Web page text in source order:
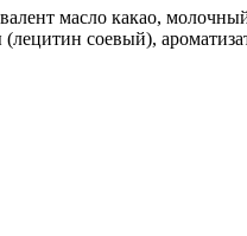
масло какао,
соевый),